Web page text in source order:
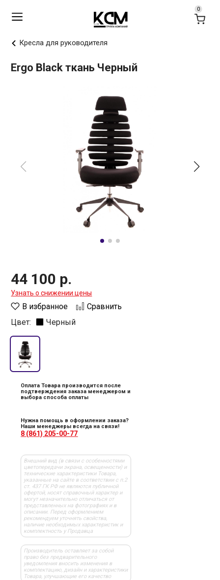
Кресла для руководителя
Ergo Black ткань Черный
44 100 р.
Узнать о снижении цены
В избранное
Сравнить
Цвет:
Черный
Оплата Товара производится после
подтверждения заказа менеджером и
выбора способа оплаты
Нужна помощь в оформлении заказа?
Наши менеджеры всегда на связи!
8 (861) 205-00-77
Внешний вид (в связи с особенностями
цветопередачи экрана, освещенности) и
технические характеристики Товара,
указанные на сайте в соответствии с п.2
ст. 437 ГК РФ не являются публичной
офертой, носят справочный характер и
могут незначительно отличаться от
представленных на фотографиях и в
описании. Перед оформлением
рекомендуем уточнять свойства,
наличие необходимых характеристик и
комплектность у Продавца
Производитель оставляет за собой
право без предварительного
уведомления вносить изменения в
комплектацию, дизайн и характеристики
Товара, улучшающие его качество